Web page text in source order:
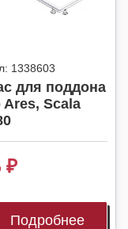
1338603
для поддона
Ares, Scala
₽
Подробнее